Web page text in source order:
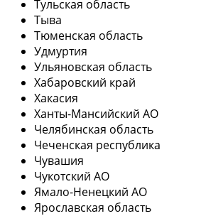
Тульская область
Тыва
Тюменская область
Удмуртия
Ульяновская область
Хабаровский край
Хакасия
Ханты-Мансийский АО
Челябинская область
Чеченская республика
Чувашия
Чукотский АО
Ямало-Ненецкий АО
Ярославская область